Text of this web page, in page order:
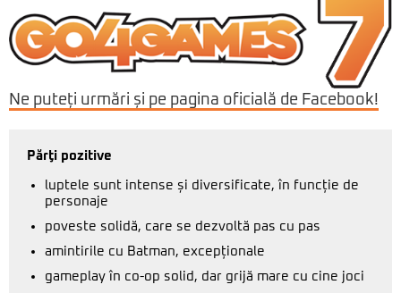
Ne puteți urmări și pe pagina oficială de Facebook!
Părţi pozitive
luptele sunt intense și diversificate, în funcție de
personaje
poveste solidă, care se dezvoltă pas cu pas
amintirile cu Batman, excepționale
gameplay în co-op solid, dar grijă mare cu cine joci